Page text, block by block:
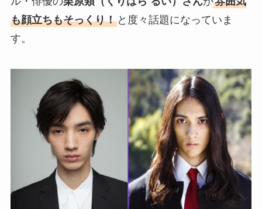
も顔立ちもそっくり！と度々話題になっていま
す。